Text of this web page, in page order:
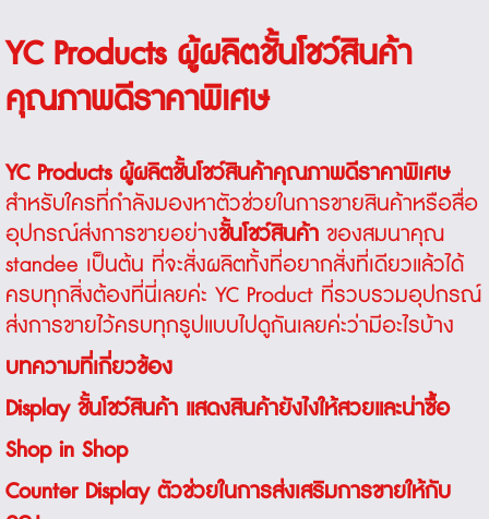
YC Products ผู้ผลิตชั้นโชว์สินค้า
คุณภาพดีราคาพิเศษ
YC Products ผู้ผลิตชั้นโชว์สินค้าคุณภาพดีราคาพิเศษ
สำหรับใครที่กำลังมองหาตัวช่วยในการขายสินค้าหรือสื่อ
อุปกรณ์ส่งการขายอย่างชั้นโชว์สินค้าของสมนาคุณ
standee เป็นต้น ที่จะสั่งผลิตทั้งที่อยากสั่งที่เดียวแล้วได้
ครบทุกสิ่งต้องที่นี่เลยค่ะ YC Product ที่รวบรวมอุปกรณ์
ส่งการขายไว้ครบทุกรูปแบบไปดูกันเลยค่ะว่ามีอะไรบ้าง
บทความที่เกี่ยวข้อง
Display ชั้นโชว์สินค้า แสดงสินค้ายังไงให้สวยและน่าซื้อ
Shop in Shop
Counter Display ตัวช่วยในการส่งเสริมการขายให้กับ